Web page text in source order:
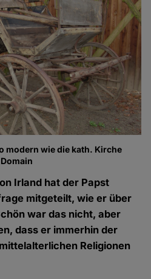
modern wie die kath. Kirche
Irland hat der Papst
mitgeteilt, wie er über
war das nicht, aber
dass er immerhin der
Religionen